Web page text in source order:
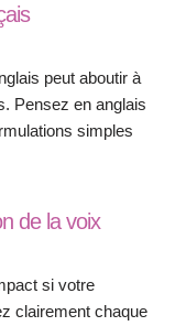
peut aboutir à
Pensez en anglais
simples
de la voix
si votre
clairement chaque